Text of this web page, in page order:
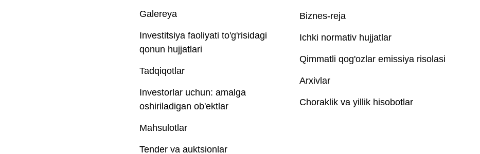
Galereya
Investitsiya faoliyati to'g'risidagi
qonun hujjatlari
Tadqiqotlar
Investorlar uchun: amalga
oshiriladigan ob'ektlar
Mahsulotlar
Tender va auktsionlar
Biznes-reja
Ichki normativ hujjatlar
Qimmatli qog'ozlar emissiya risolasi
Arxivlar
Choraklik va yillik hisobotlar